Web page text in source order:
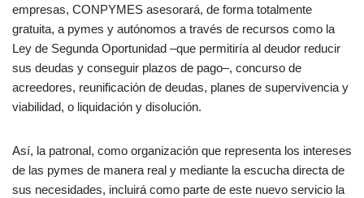
empresas, CONPYMES asesorará, de forma totalmente
gratuita, a pymes y autónomos a través de recursos como la
Ley de Segunda Oportunidad –que permitiría al deudor reducir
sus deudas y conseguir plazos de pago–, concurso de
acreedores, reunificación de deudas, planes de supervivencia y
viabilidad, o liquidación y disolución.
Así, la patronal, como organización que representa los intereses
de las pymes de manera real y mediante la escucha directa de
sus necesidades, incluirá como parte de este nuevo servicio la